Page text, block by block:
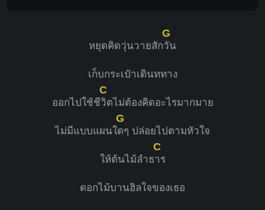
หยุดคิดวุ่นวายสัก
G
วัน
เก็บกระเป๋าเดินททาง
ออกไปใช้ชี
C
วิตไม่ต้องคิดอะไรมากมาย
ไม่มีแบบแผนใ
G
ดๆ ปล่อยไปตามหัวใจ
ให้ต้นไม้ลำธ
C
าร
ดอกไม้บานฮิลใจของเธอ